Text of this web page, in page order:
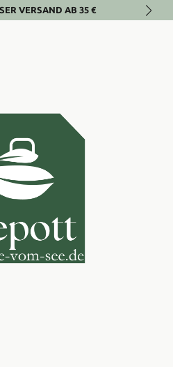
VERSAND AB 35 €